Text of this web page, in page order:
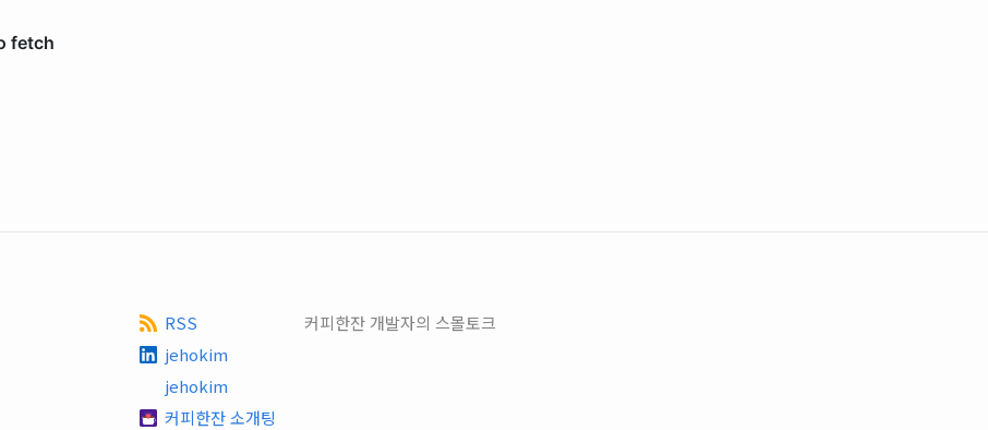
RSS
jehokim
jehokim
커피한잔 소개팅
커피한잔 개발자의 스몰토크